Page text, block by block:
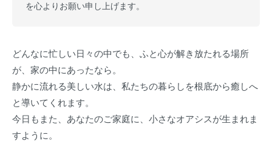
を心よりお願い申し上げます。
どんなに忙しい日々の中でも、ふと心が解き放たれる場所
が、家の中にあったなら。
静かに流れる美しい水は、私たちの暮らしを根底から癒しへ
と導いてくれます。
今日もまた、あなたのご家庭に、小さなオアシスが生まれま
すように。